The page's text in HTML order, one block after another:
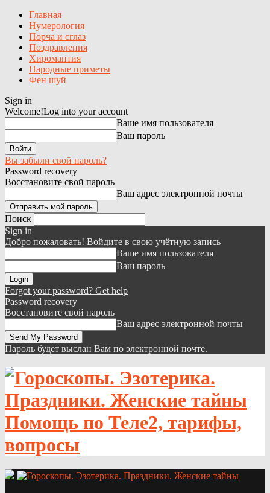
Главная
Нумерология
Порча и сглаз
Поздравления
Хиромантия
Народные приметы
Фен шуй
Sign in
Welcome!Log into your account
Ваше имя пользователя
Ваш пароль
Вы забыли свой пароль?
Password recovery
Восстановите свой пароль
Ваш адрес электронной почты
Поиск
Sign in
Добро пожаловать! Войдите в свою учётную запись
Ваше имя пользователя
Ваш пароль
Forgot your password? Get help
Password recovery
Восстановите свой пароль
Ваш адрес электронной почты
Пароль будет выслан Вам по электронной почте.
Помощь по Теле2, тарифы,
вопросы